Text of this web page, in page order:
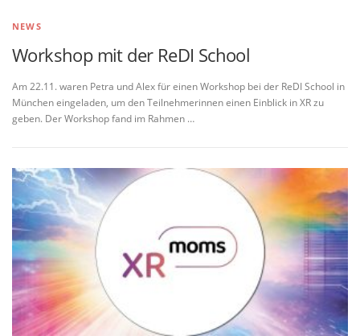
NEWS
Workshop mit der ReDI School
Am 22.11. waren Petra und Alex für einen Workshop bei der ReDI School in
München eingeladen, um den Teilnehmerinnen einen Einblick in XR zu
geben. Der Workshop fand im Rahmen …